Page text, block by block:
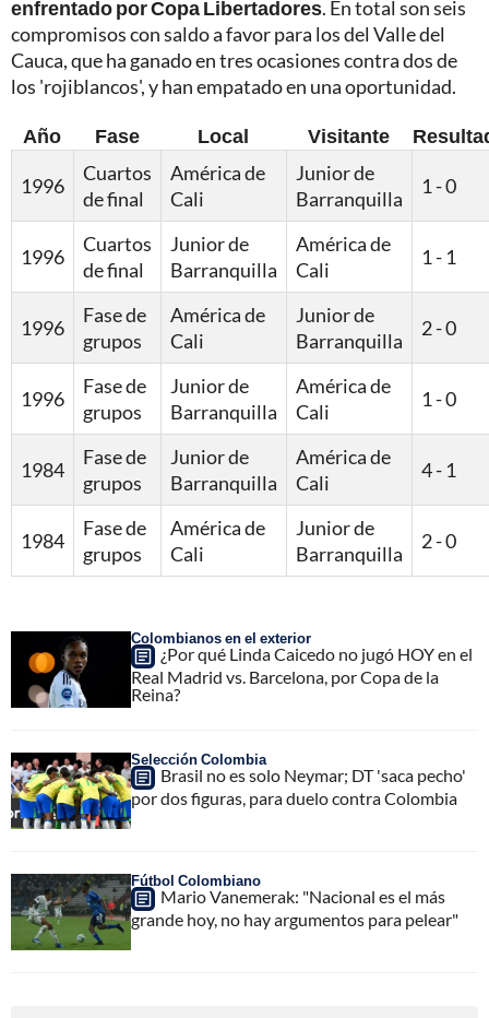
enfrentado por Copa Libertadores. En total son seis
compromisos con saldo a favor para los del Valle del
Cauca, que ha ganado en tres ocasiones contra dos de
los 'rojiblancos', y han empatado en una oportunidad.
Año Fase Local Visitante
1996
Cuartos
de final
América de
Cali
Junior de
Barranquilla
1 - 0
1996
Cuartos
de final
Junior de
Barranquilla
América de
Cali
1 - 1
1996
Fase de
grupos
América de
Cali
Junior de
Barranquilla
2 - 0
1996
Fase de
grupos
Junior de
Barranquilla
América de
Cali
1 - 0
1984
Fase de
grupos
Junior de
Barranquilla
América de
Cali
4 - 1
1984
Fase de
grupos
América de
Cali
Junior de
Barranquilla
2 - 0
Colombianos en el exterior
¿Por qué Linda Caicedo no jugó HOY en el
Real Madrid vs. Barcelona, por Copa de la
Reina?
Selección Colombia
Brasil no es solo Neymar; DT 'saca pecho'
por dos figuras, para duelo contra Colombia
Fútbol Colombiano
Mario Vanemerak: "Nacional es el más
grande hoy, no hay argumentos para pelear"